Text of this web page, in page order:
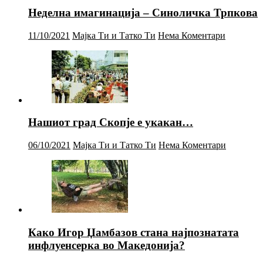
Неделна имагинација – Синоличка Трпкова
11/10/2021 Мајка Ти и Татко Ти Нема Коментари
Нашиот град Скопје е укакан…
06/10/2021 Мајка Ти и Татко Ти Нема Коментари
Како Игор Џамбазов стана најпознатата
инфлуенсерка во Македонија?